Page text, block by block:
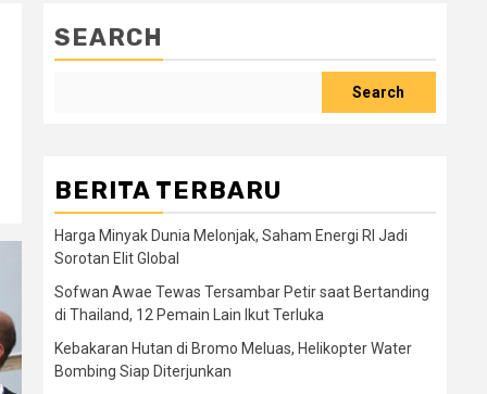
SEARCH
Search
BERITA TERBARU
Harga Minyak Dunia Melonjak, Saham Energi RI Jadi
Sorotan Elit Global
Sofwan Awae Tewas Tersambar Petir saat Bertanding
di Thailand, 12 Pemain Lain Ikut Terluka
Kebakaran Hutan di Bromo Meluas, Helikopter Water
Bombing Siap Diterjunkan